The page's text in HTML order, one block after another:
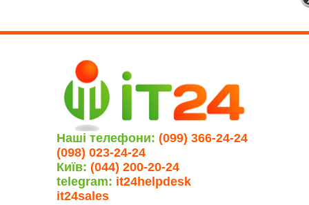
Наші телефони: (099) 366-24-24
(098) 023-24-24
Київ: (044) 200-20-24
telegram: it24helpdesk
it24sales